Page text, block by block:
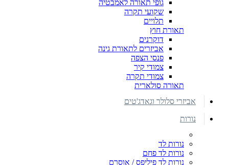
גופי תאורה לאמבטיה
שקועי תקרה
תלויים
תאורת חוץ
דוקרנים
אביזרים לתאורת גינה
פנסי הצפה
צמודי קיר
צמודי תקרה
תאורה סולארית
אביזרי סלולר וגאדג'טים
נורות
נורות לד
נורות לד פחם
נורות לד פיליפס / אוסרם